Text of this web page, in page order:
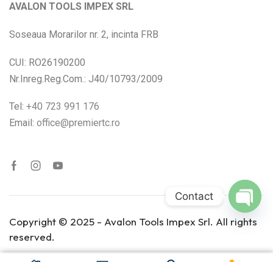
AVALON TOOLS IMPEX SRL
Soseaua Morarilor nr. 2, incinta FRB
CUI: RO26190200
Nr.Inreg.Reg.Com.: J40/10793/2009
Tel: +40 723 991 176
Email: office@premiertc.ro
Copyright © 2025 - Avalon Tools Impex Srl. All rights
reserved.
Contact
Open